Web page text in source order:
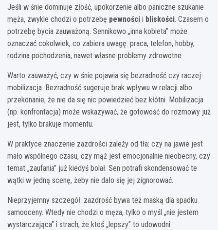
Jeśli w śnie dominuje złość, upokorzenie albo paniczne szukanie
męża, zwykle chodzi o potrzebę pewności i bliskości. Czasem o
potrzebę bycia zauważoną. Sennikowo „inna kobieta” może
oznaczać cokolwiek, co zabiera uwagę: praca, telefon, hobby,
rodzina pochodzenia, nawet własne problemy zdrowotne.
Warto zauważyć, czy w śnie pojawia się bezradność czy raczej
mobilizacja. Bezradność sugeruje brak wpływu w relacji albo
przekonanie, że nie da się nic powiedzieć bez kłótni. Mobilizacja
(np. konfrontacja) może wskazywać, że gotowość do rozmowy już
jest, tylko brakuje momentu.
W praktyce znaczenie zazdrości zależy od tła: czy na jawie jest
mało wspólnego czasu, czy mąż jest emocjonalnie nieobecny, czy
temat „zaufania” już kiedyś bolał. Sen potrafi skondensować te
wątki w jedną scenę, żeby nie dało się jej zignorować.
Nieprzyjemny szczegół: zazdrość bywa też maską dla spadku
samooceny. Wtedy nie chodzi o męża, tylko o myśl „nie jestem
wystarczająca” i strach, że ktoś „lepszy” to udowodni.